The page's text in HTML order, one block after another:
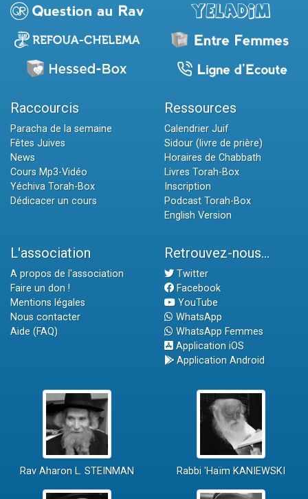
Raccourcis
Paracha de la semaine
Fêtes Juives
News
Cours Mp3-Vidéo
Yéchiva Torah-Box
Dédicacer un cours
Ressources
Calendrier Juif
Sidour (livre de prière)
Horaires de Chabbath
Livres Torah-Box
Inscription
Podcast Torah-Box
English Version
L'association
A propos de l'association
Faire un don !
Mentions légales
Nous contacter
Aide (FAQ)
Retrouvez-nous...
Twitter
Facebook
YouTube
WhatsApp
WhatsApp Femmes
Application iOS
Application Android
Rav Aharon L. STEINMAN Rabbi 'Haïm KANIEWSKI